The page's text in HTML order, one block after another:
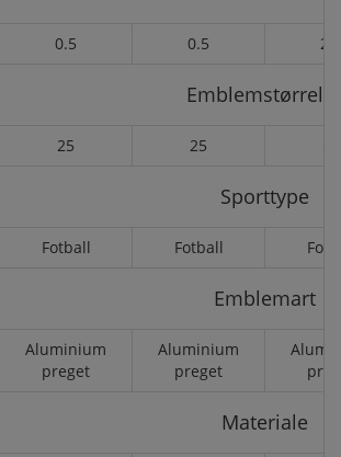
0.5 0.5 2.1
25 25
Sporttype
Fotball Fotball
Emblemart
Aluminium
preget
Aluminium
preget
Materiale